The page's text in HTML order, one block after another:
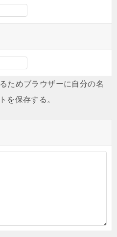
ためブラウザーに自分の名
を保存する。